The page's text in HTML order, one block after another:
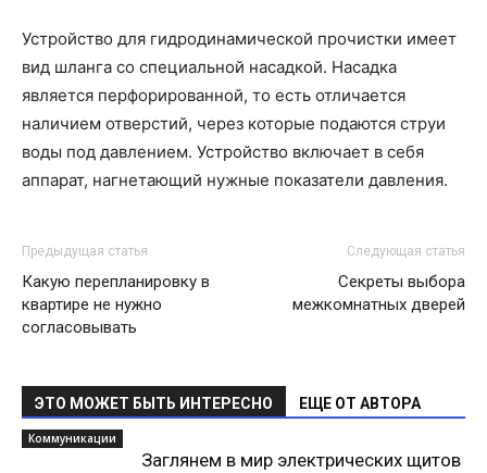
Устройство для гидродинамической прочистки имеет
вид шланга со специальной насадкой. Насадка
является перфорированной, то есть отличается
наличием отверстий, через которые подаются струи
воды под давлением. Устройство включает в себя
аппарат, нагнетающий нужные показатели давления.
Предыдущая статья
Какую перепланировку в
квартире не нужно
согласовывать
Следующая статья
Секреты выбора
межкомнатных дверей
ЭТО МОЖЕТ БЫТЬ ИНТЕРЕСНО ЕЩЕ ОТ АВТОРА
Коммуникации
Заглянем в мир электрических щитов